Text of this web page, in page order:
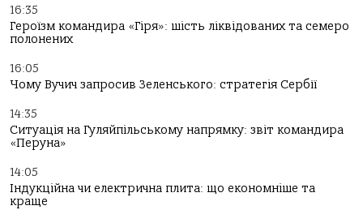
16:35
Героїзм командира «Гіря»: шість ліквідованих та семеро
полонених
16:05
Чому Вучич запросив Зеленського: стратегія Сербії
14:35
Ситуація на Гуляйпільському напрямку: звіт командира
«Перуна»
14:05
Індукційна чи електрична плита: що економніше та
краще